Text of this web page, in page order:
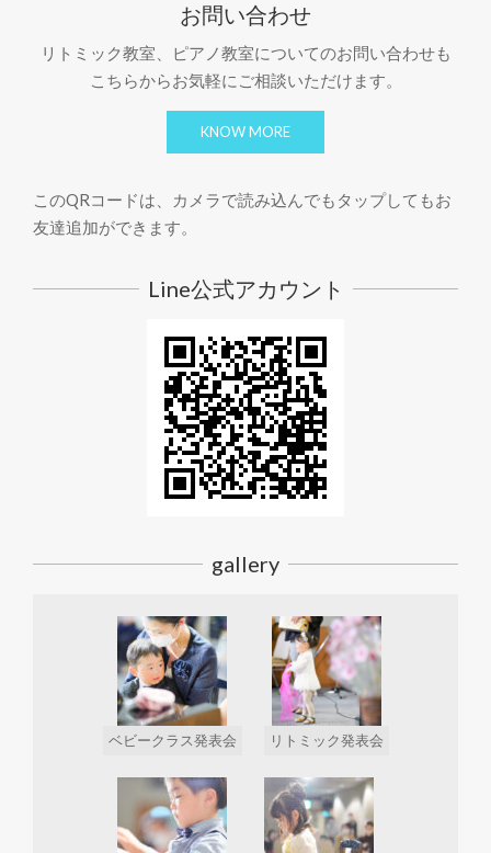
お問い合わせ
リトミック教室、ピアノ教室についてのお問い合わせも
こちらからお気軽にご相談いただけます。
KNOW MORE
このQRコードは、カメラで読み込んでもタップしてもお
友達追加ができます。
Line公式アカウント
gallery
ベビークラス発表会 リトミック発表会